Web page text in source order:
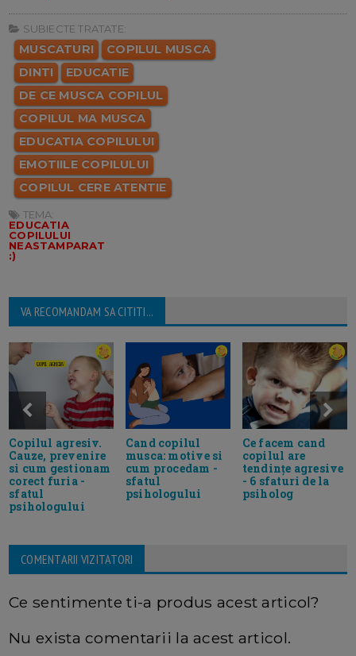
SUBIECTE TRATATE:
MUSCATURI
COPILUL MUSCA
DINTI
EDUCATIE
DE CE MUSCA COPILUL
COPILUL MA MUSCA
EDUCATIA COPILULUI
EMOTIILE COPILULUI
COPILUL CERE ATENTIE
TEMA:
EDUCATIA
COPILULUI
NEASTAMPARAT
:)
VA RECOMANDAM SA CITITI...
Copilul agresiv.
Cauze, prevenire
si cum gestionam
corect furia -
sfatul
psihologului
Cand copilul
musca: motive si
cum procedam -
sfatul
psihologului
Ce facem cand
copilul are
tendințe agresive
- 6 sfaturi de la
psiholog
COMENTARII VIZITATORI
Ce sentimente ti-a produs acest articol?
Nu exista comentarii la acest articol.